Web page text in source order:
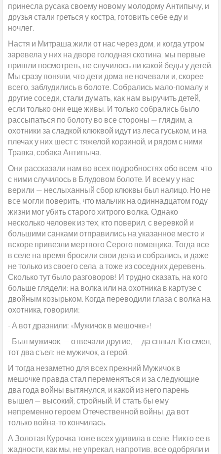
принесла русака своему новому молодому Антипычу, и
друзья стали греться у костра, готовить себе еду и
ночлег.
Настя и Митраша жили от нас через дом, и когда утром
заревела у них на дворе голодная скотина, мы первые
пришли посмотреть, не случилось ли какой беды у детей.
Мы сразу поняли, что дети дома не ночевали и, скорее
всего, заблудились в болоте. Собрались мало-помалу и
другие соседи, стали думать, как нам выручить детей,
если только они еще живы. И только собрались было
рассыпаться по болоту во все стороны — глядим, а
охотники за сладкой клюквой идут из леса гуськом, и на
плечах у них шест с тяжелой корзиной, и рядом с ними
Травка, собака Антипыча.
Они рассказали нам во всех подробностях обо всем, что
с ними случилось в Блудовом болоте. И всему у нас
верили — неслыханный сбор клюквы был налицо. Но не
все могли поверить, что мальчик на одиннадцатом году
жизни мог убить старого хитрого волка. Однако
несколько человек из тех, кто поверил, с веревкой и
большими санками отправились на указанное место и
вскоре привезли мертвого Серого помещика. Тогда все
в селе на время бросили свои дела и собрались, и даже
не только из своего села, а тоже из соседних деревень.
Сколько тут было разговоров! И трудно сказать, на кого
больше глядели: на волка или на охотника в картузе с
двойным козырьком. Когда переводили глаза с волка на
охотника, говорили:
- А вот дразнили: «Мужичок в мешочке»!
- Был мужичок, — отвечали другие, — да сплыл. Кто смел,
тот два съел: не мужичок, а герой.
И тогда незаметно для всех прежний Мужичок в
мешочке правда стал переменяться и за следующие
два года войны вытянулся, и какой из него парень
вышел — высокий, стройный. И стать бы ему
непременно героем Отечественной войны, да вот
только война-то кончилась.
А Золотая Курочка тоже всех удивила в селе. Никто ее в
жадности, как мы, не упрекал, напротив, все одобряли и